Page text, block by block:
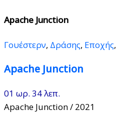
Apache Junction
Γουέστερν, Δράσης, Εποχής,
Apache Junction
01 ωρ. 34 λεπ.
Apache Junction/ 2021